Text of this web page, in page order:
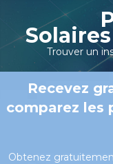
Solaires
Trouver un
Recevez
comparez les
Obtenez